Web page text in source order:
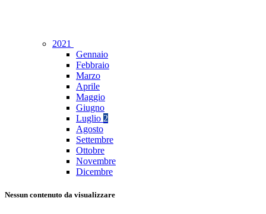
2021
Gennaio
Febbraio
Marzo
Aprile
Maggio
Giugno
Luglio 2
Agosto
Settembre
Ottobre
Novembre
Dicembre
Nessun contenuto da visualizzare